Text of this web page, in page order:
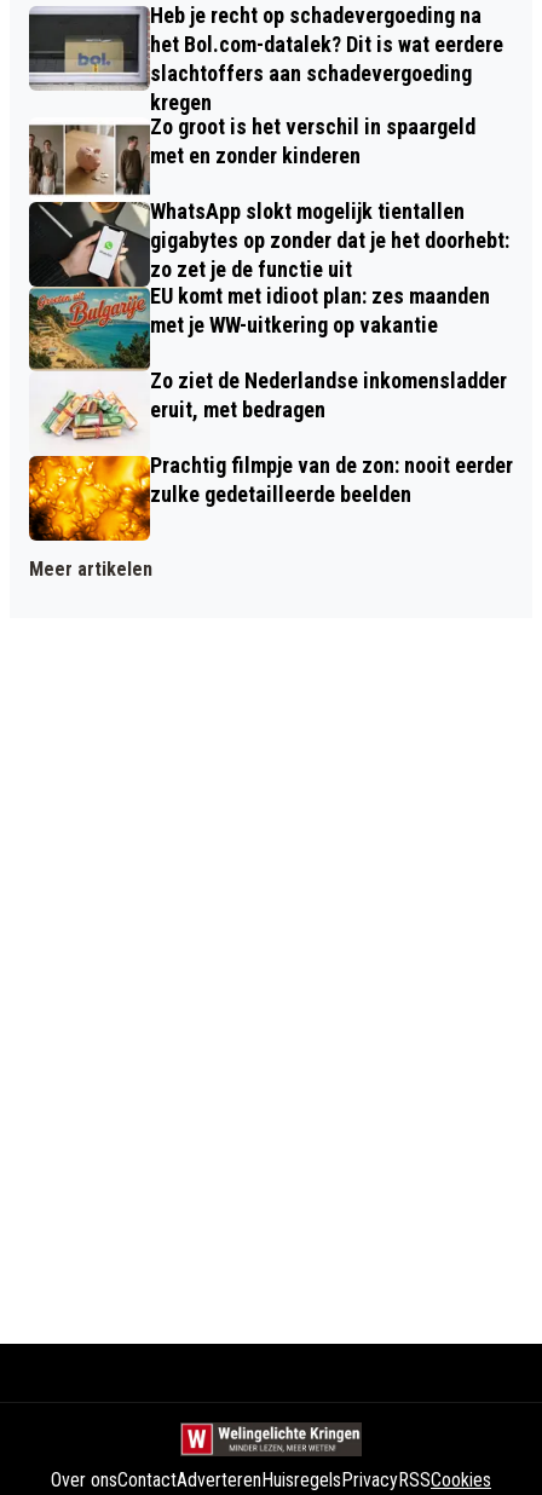
Heb je recht op schadevergoeding na
het Bol.com-datalek? Dit is wat eerdere
slachtoffers aan schadevergoeding
kregen
Zo groot is het verschil in spaargeld
met en zonder kinderen
WhatsApp slokt mogelijk tientallen
gigabytes op zonder dat je het doorhebt:
zo zet je de functie uit
EU komt met idioot plan: zes maanden
met je WW-uitkering op vakantie
Zo ziet de Nederlandse inkomensladder
eruit, met bedragen
Prachtig filmpje van de zon: nooit eerder
zulke gedetailleerde beelden
Meer artikelen
Over onsContactAdverterenHuisregelsPrivacyRSSCookies